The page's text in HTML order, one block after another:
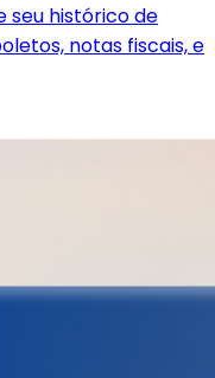
seu histórico de
notas fiscais, e